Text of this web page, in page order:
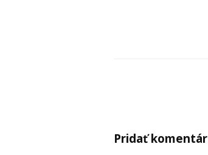
Pridať komentár